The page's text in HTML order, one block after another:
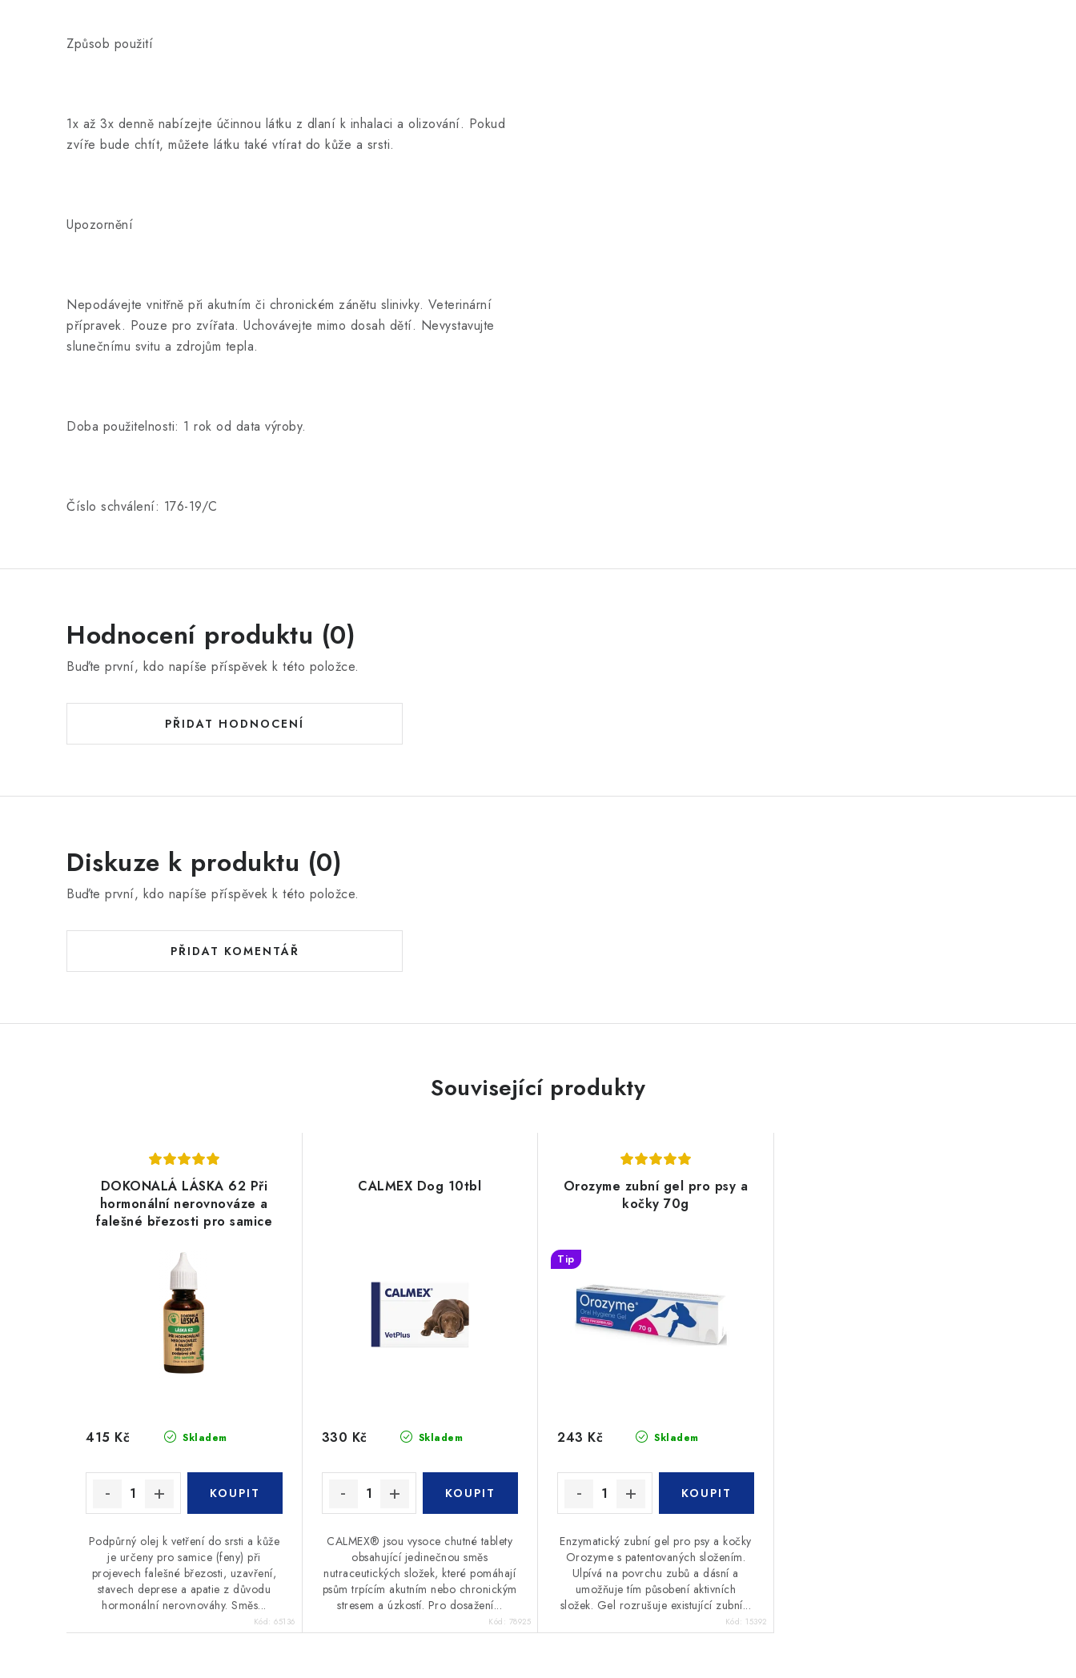
Způsob použití
1x až 3x denně nabízejte účinnou látku z dlaní k inhalaci a olizování. Pokud
zvíře bude chtít, můžete látku také vtírat do kůže a srsti.
Upozornění
Nepodávejte vnitřně při akutním či chronickém zánětu slinivky. Veterinární
přípravek. Pouze pro zvířata. Uchovávejte mimo dosah dětí. Nevystavujte
slunečnímu svitu a zdrojům tepla.
Doba použitelnosti: 1 rok od data výroby.
Číslo schválení: 176-19/C
Hodnocení produktu (0)
Buďte první, kdo napíše příspěvek k této položce.
PŘIDAT HODNOCENÍ
Diskuze k produktu (0)
Buďte první, kdo napíše příspěvek k této položce.
PŘIDAT KOMENTÁŘ
Související produkty
DOKONALÁ LÁSKA 62 Při
hormonální nerovnováze a
falešné březosti pro samice
Skladem
415 Kč
Podpůrný olej k vetření do srsti a kůže
je určeny pro samice (feny) při
projevech falešné březosti, uzavření,
stavech deprese a apatie z důvodu
hormonální nerovnováhy. Směs...
Kód: 65136
CALMEX Dog 10tbl
Skladem
330 Kč
CALMEX® jsou vysoce chutné tablety
obsahující jedinečnou směs
nutraceutických složek, které pomáhají
psům trpícím akutním nebo chronickým
stresem a úzkostí. Pro dosažení...
Kód: 78925
Orozyme zubní gel pro psy a
kočky 70g
Tip
Skladem
243 Kč
Enzymatický zubní gel pro psy a kočky
Orozyme s patentovaných složením.
Ulpívá na povrchu zubů a dásní a
umožňuje tím působení aktivních
složek. Gel rozrušuje existující zubní...
Kód: 15392